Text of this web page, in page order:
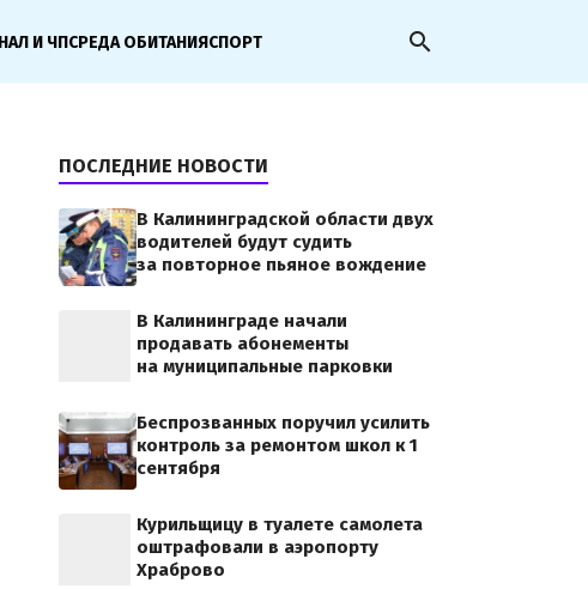
И ЧПСРЕДА ОБИТАНИЯСПОРТ search
ПОСЛЕДНИЕ НОВОСТИ
В Калининградской области двух
водителей будут судить
за повторное пьяное вождение
В Калининграде начали
продавать абонементы
на муниципальные парковки
Беспрозванных поручил усилить
контроль за ремонтом школ к 1
сентября
Курильщицу в туалете самолета
оштрафовали в аэропорту
Храброво